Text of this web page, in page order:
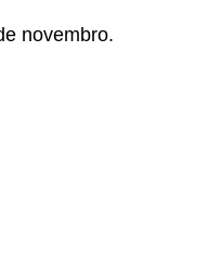
novembro.